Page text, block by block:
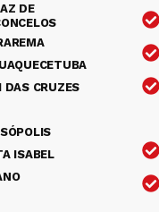
DE
DAS CRUZES
ISABEL